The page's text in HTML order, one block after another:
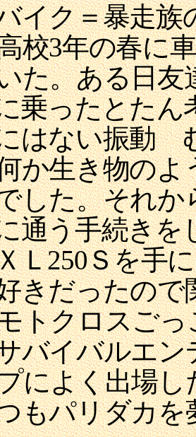
イク＝暴走族
校3年の春に
た。ある日友
乗ったとた
はない振動
か生き物の
した。それ
通う手続き
Ｌ250Ｓを手
きだったので
トクロスご
バイバルエン
によく出場
もパリダカを